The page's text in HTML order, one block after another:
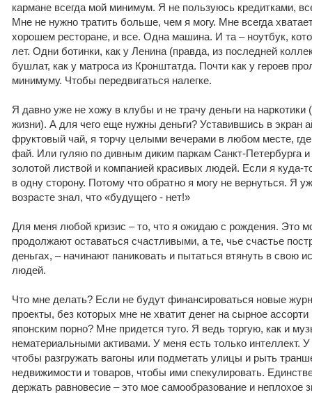
кармане всегда мой минимум. Я не пользуюсь кредитками,
Мне не нужно тратить больше, чем я могу. Мне всегда
хорошем ресторане, и все. Одна машина. И та – ноутбук,
лет. Одни ботинки, как у Ленина (правда, из последней
бушлат, как у матроса из Кронштатда. Почти как у героев
минимуму. Чтобы передвигаться налегке.
Я давно уже не хожу в клубы и не трачу деньги на наркотики
жизни). А для чего еще нужны деньги? Уставившись в экран
фруктовый чай, я торчу целыми вечерами в любом месте,
фай. Или гуляю по дивным диким паркам Санкт-Петербурга
золотой листвой и компанией красивых людей. Если я куда-
в одну сторону. Потому что обратно я могу не вернуться. Я
возрасте знал, что «будущего - нет!»
Для меня любой кризис – то, что я ожидаю с рождения. Это
продолжают оставаться счастливыми, а те, чье счастье
деньгах, – начинают паниковать и пытаться втянуть в свою
людей.
Что мне делать? Если не будут финансироваться новые
проекты, без которых мне не хватит денег на сырное
японским порно? Мне придется туго. Я ведь торгую, как и
нематериальными активами. У меня есть только интеллект.
чтобы разгружать вагоны или подметать улицы и рыть
недвижимости и товаров, чтобы ими спекулировать.
держать равновесие – это мое самообразование и неплохое